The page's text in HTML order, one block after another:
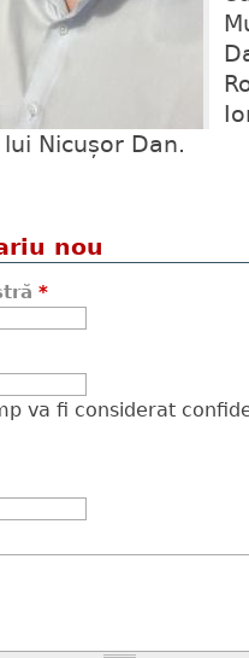
Nicușor Dan.
nou
*
va fi considerat